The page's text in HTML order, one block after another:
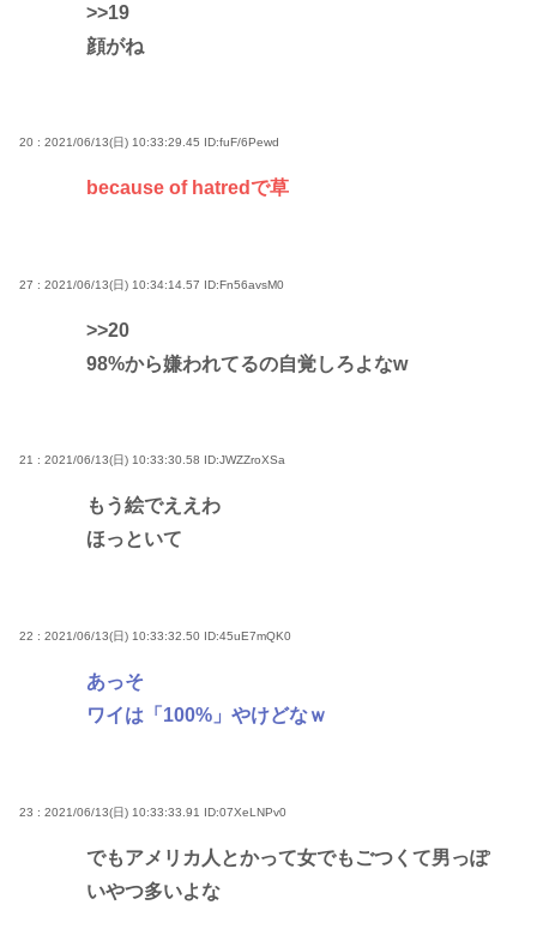
>>19
顔がね
20 : 2021/06/13(日) 10:33:29.45 ID:fuF/6Pewd
because of hatredで草
27 : 2021/06/13(日) 10:34:14.57 ID:Fn56avsM0
>>20
98%から嫌われてるの自覚しろよなw
21 : 2021/06/13(日) 10:33:30.58 ID:JWZZroXSa
もう絵でええわ
ほっといて
22 : 2021/06/13(日) 10:33:32.50 ID:45uE7mQK0
あっそ
ワイは「100%」やけどなｗ
23 : 2021/06/13(日) 10:33:33.91 ID:07XeLNPv0
でもアメリカ人とかって女でもごつくて男っぽ
いやつ多いよな